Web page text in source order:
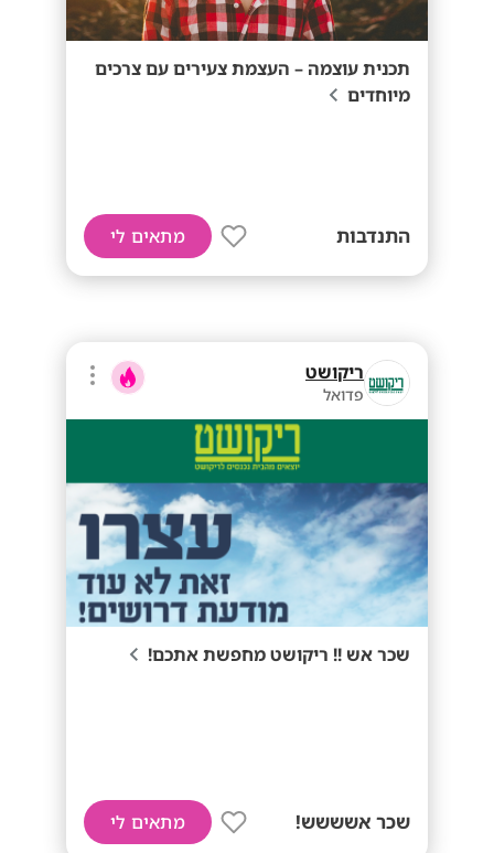
תכנית עוצמה – העצמת צעירים עם צרכים
מיוחדים
התנדבות מתאים לי
ריקושט
פדואל
שכר אש !! ריקושט מחפשת אתכם!
שכר אשששש! מתאים לי